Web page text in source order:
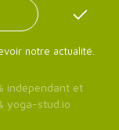
notre actualité.
indépendant et
yoga-stud.io